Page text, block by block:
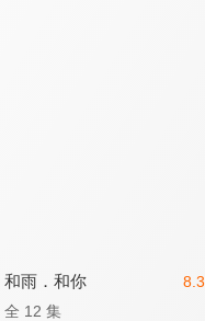
8.3
和雨．和你
全 12 集